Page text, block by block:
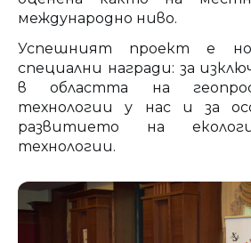
международно ниво.
Успешният проект е
специални награди: за
в областта на
технологии у нас и за
развитието на
технологии.